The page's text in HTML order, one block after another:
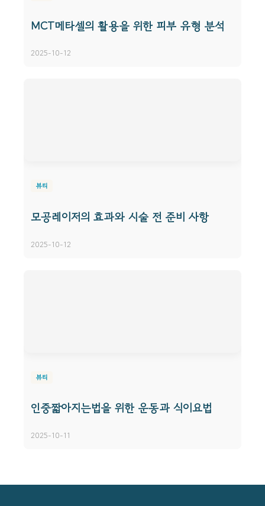
MCT메타셀의 활용을 위한 피부 유형 분석
2025-10-12
뷰티
모공레이저의 효과와 시술 전 준비 사항
2025-10-12
뷰티
인중짧아지는법을 위한 운동과 식이요법
2025-10-11